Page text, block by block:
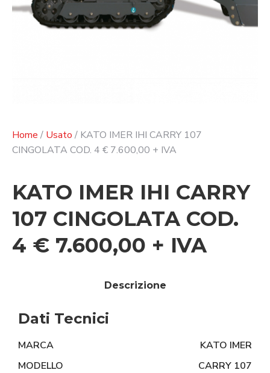
Home / Usato / KATO IMER IHI CARRY 107
CINGOLATA COD. 4 € 7.600,00 + IVA
KATO IMER IHI CARRY
107 CINGOLATA COD.
4 € 7.600,00 + IVA
Descrizione
Dati Tecnici
MARCA
KATO IMER
MODELLO
CARRY 107